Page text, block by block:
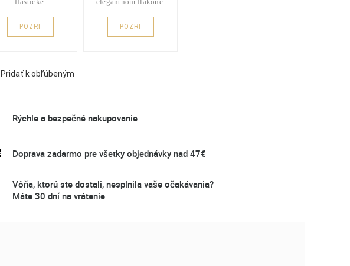
POZRI POZRI
Pridať k obľúbeným
Rýchle a bezpečné nakupovanie
Doprava zadarmo pre všetky objednávky nad 47€
Vôňa, ktorú ste dostali, nesplnila vaše očakávania?
Máte 30 dní na vrátenie